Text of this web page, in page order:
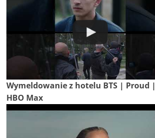
Wymeldowanie z hotelu BTS | Proud |
HBO Max